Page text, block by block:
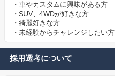
・車やカスタムに興味がある方
・SUV、4WDが好きな方
・綺麗好きな方
・未経験からチャレンジしたい方
採用選考について